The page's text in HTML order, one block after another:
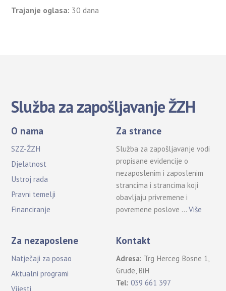
Trajanje oglasa: 30 dana
Služba za zapošljavanje ŽZH
O nama
SZZ-ŽZH
Djelatnost
Ustroj rada
Pravni temelji
Financiranje
Za strance
Služba za zapošljavanje vodi
propisane evidencije o
nezaposlenim i zaposlenim
strancima i strancima koji
obavljaju privremene i
povremene poslove …Više
Za nezaposlene
Natječaji za posao
Aktualni programi
Vijesti
Kontakt
Adresa: Trg Herceg Bosne 1,
Grude, BiH
Tel: 039 661 397